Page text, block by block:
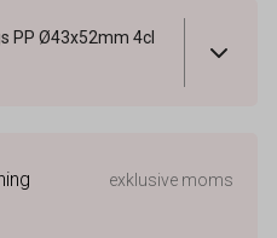
PP Ø43x52mm 4cl
exklusive moms